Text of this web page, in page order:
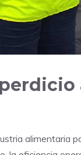
alimentaria